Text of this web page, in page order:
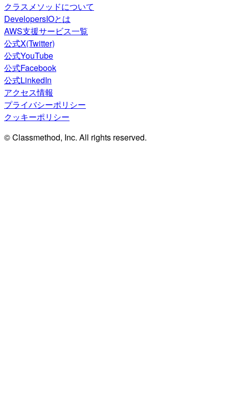
クラスメソッドについて
DevelopersIOとは
AWS支援サービス一覧
公式X(Twitter)
公式YouTube
公式Facebook
公式LinkedIn
アクセス情報
プライバシーポリシー
クッキーポリシー
© Classmethod, Inc. All rights reserved.